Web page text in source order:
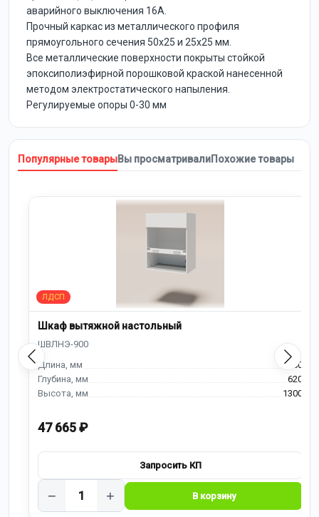
аварийного выключения 16А.
Прочный каркас из металлического профиля
прямоугольного сечения 50х25 и 25х25 мм.
Все металлические поверхности покрыты стойкой
эпоксиполиэфирной порошковой краской нанесенной
методом электростатического напыления.
Регулируемые опоры 0-30 мм
Популярные товарыВы просматривалиПохожие товары
Шкаф вытяжной настольный
900
620
1300
47 665 ₽
− +